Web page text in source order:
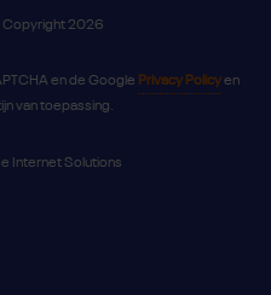
Copyright 2026
en de Google Privacy Policyen
van toepassing.
Internet Solutions